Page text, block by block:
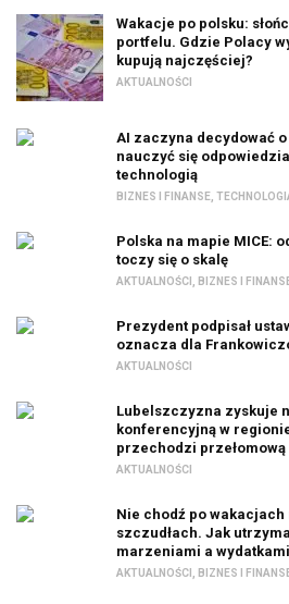
Wakacje po polsku:
portfelu. Gdzie Polacy
kupują najczęściej?
AKTUALNOŚCI
AI zaczyna decydować
nauczyć się
technologią
BIZNES I FINANSE
Polska na mapie MICE:
toczy się o skalę
AKTUALNOŚCI BIZNES I
Prezydent podpisał
oznacza dla
AKTUALNOŚCI
Lubelszczyzna zyskuje
konferencyjną w
przechodzi
AKTUALNOŚCI
Nie chodź po wakacjach
szczudłach. Jak
marzeniami a
AKTUALNOŚCI BIZNES I